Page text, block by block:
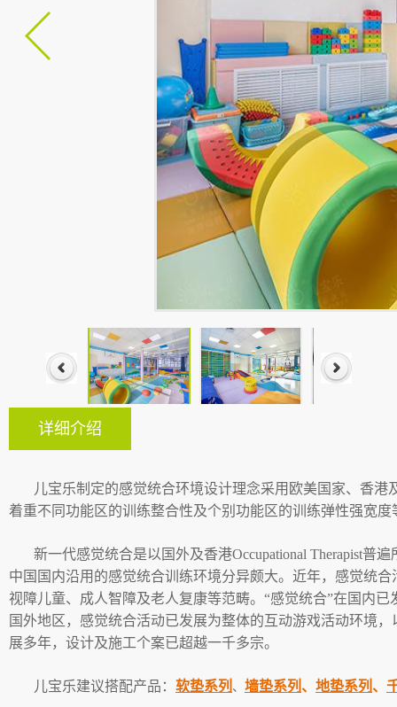
01 11
详细介绍
儿宝乐制定的感觉统合环境设计理念采用欧美国家、香港
着重不同功能区的训练整合性及个别功能区的训练弹性强宽度
新一代感觉统合是以国外及香港Occupational Therapist普
中国国内沿用的感觉统合训练环境分异颇大。近年，感觉统
视障儿童、成人智障及老人复康等范畴。“感觉统合”在国内
国外地区，感觉统合活动已发展为整体的互动游戏活动环境
展多年，设计及施工个案已超越一千多宗。
儿宝乐建议搭配产品： 软垫系列 、 墙垫系列、 地垫系列、